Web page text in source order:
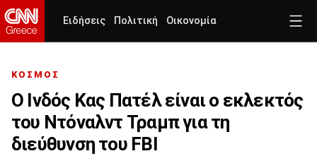
Ειδήσεις Πολιτική Οικονομία
ΚΟΣΜΟΣ
Ο Ινδός Κας Πατέλ είναι ο εκλεκτός
του Ντόναλντ Τραμπ για τη
διεύθυνση του FBI